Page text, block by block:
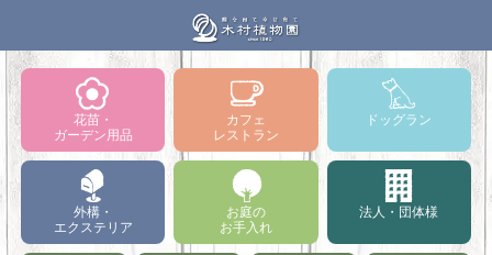
花苗・
ガーデン用品
カフェ
レストラン
ドッグラン
外構・
エクステリア
お庭の
お手入れ
法人・団体様